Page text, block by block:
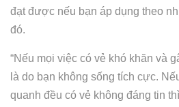
đạt được nếu bạn áp dụng theo
đó.
“Nếu mọi việc có vẻ khó khăn và
là do bạn không sống tích cực.
quanh đều có vẻ không đáng tin